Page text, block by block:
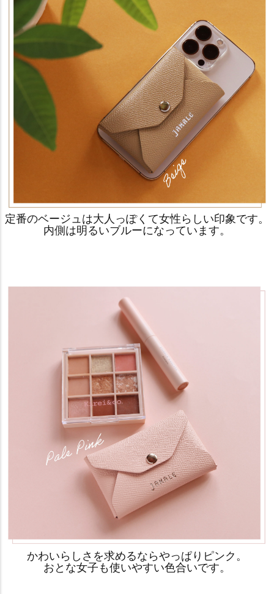
定番のベージュは大人っぽくて女性らしい印象です。
内側は明るいブルーになっています。
かわいらしさを求めるならやっぱりピンク。
おとな女子も使いやすい色合いです。